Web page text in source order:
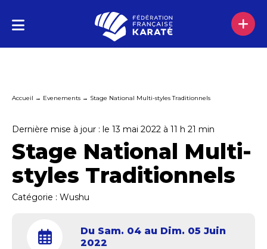
Accueil → Evenements → Stage National Multi-styles Traditionnels
Dernière mise à jour : le 13 mai 2022 à 11 h 21 min
Stage National Multi-
styles Traditionnels
Catégorie : Wushu
Du Sam. 04 au Dim. 05 Juin
2022